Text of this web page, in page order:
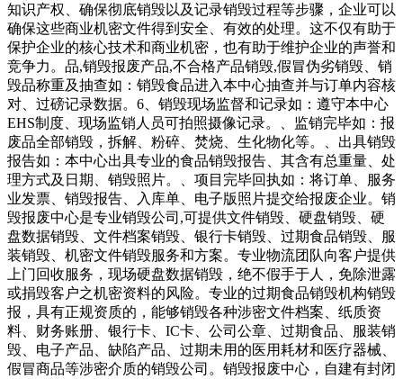
知识产权、确保彻底销毁以及记录销毁过程等步骤，企业可以
确保这些商业机密文件得到安全、有效的处理。这不仅有助于
保护企业的核心技术和商业机密，也有助于维护企业的声誉和
竞争力。品,销毁报废产品,不合格产品销毁,假冒伪劣销毁、销
毁品称重及抽查如：销毁食品进入本中心抽查并与订单内容核
对、过磅记录数据。6、销毁现场监督和记录如：遵守本中心
EHS制度、现场监销人员可拍照摄像记录。、监销完毕如：报
废品全部销毁，拆解、粉碎、焚烧、生化物化等。、出具销毁
报告如：本中心出具专业的食品销毁报告、其含有总重量、处
理方式及日期、销毁照片。、项目完毕回执如：将订单、服务
业发票、销毁报告、入库单、电子版照片提交给报废企业。销
毁报废中心是专业销毁公司,可提供文件销毁、硬盘销毁、硬
盘数据销毁、文件档案销毁、银行卡销毁、过期食品销毁、服
装销毁、机密文件销毁服务和方案。专业物流团队向客户提供
上门回收服务，现场硬盘数据销毁，绝不假手于人，免除泄露
或捐毁客户之机密资料的风险。专业的过期食品销毁机构销毁
报，具有正规资质的，能够销毁各种涉密文件档案、纸质资
料、财务账册、银行卡、IC卡、公司公章、过期食品、服装销
毁、电子产品、缺陷产品、过期未用的医用耗材和医疗器械、
假冒商品等涉密介质的销毁公司。销毁报废中心，自建有封闭